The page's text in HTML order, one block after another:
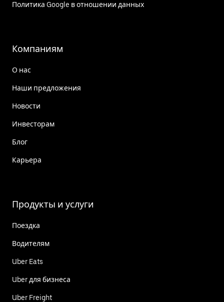
Политика Google в отношении данных
Компаниям
О нас
Наши предложения
Новости
Инвесторам
Блог
Карьера
Продукты и услуги
Поездка
Водителям
Uber Eats
Uber для бизнеса
Uber Freight